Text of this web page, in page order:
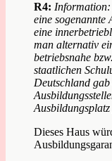
R4: Information:
eine sogenannte
eine
man alternativ
betriebsnahe
staatlichen
Deutschland gab
Ausbildungsplatz
Dieses Haus